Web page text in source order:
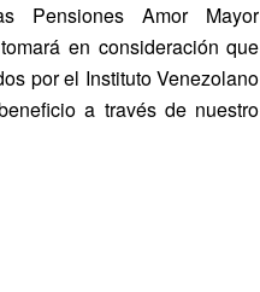
Pensiones Amor Mayor
en consideración que
por el Instituto Venezolano
a través de nuestro